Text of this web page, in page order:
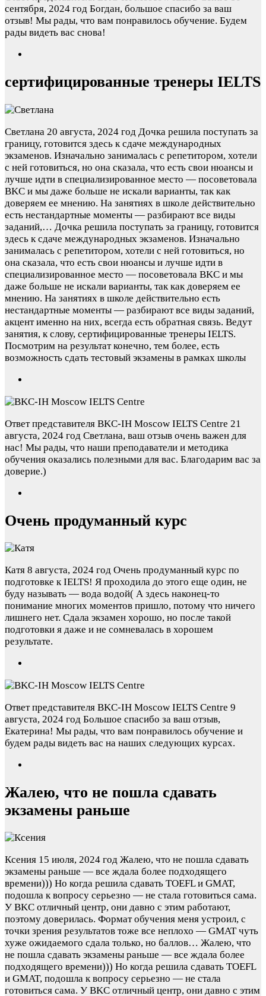
сентября, 2024 год Богдан, большое спасибо за ваш
отзыв! Мы рады, что вам понравилось обучение. Будем
рады видеть вас снова!
сертифицированные тренеры IELTS
Светлана 20 августа, 2024 год Дочка решила поступать за
границу, готовится здесь к сдаче международных
экзаменов. Изначально занималась с репетитором, хотели
с ней готовиться, но она сказала, что есть свои нюансы и
лучше идти в специализированное место — посоветовала
BKC и мы даже больше не искали варианты, так как
доверяем ее мнению. На занятиях в школе действительно
есть нестандартные моменты — разбирают все виды
заданий,… Дочка решила поступать за границу, готовится
здесь к сдаче международных экзаменов. Изначально
занималась с репетитором, хотели с ней готовиться, но
она сказала, что есть свои нюансы и лучше идти в
специализированное место — посоветовала BKC и мы
даже больше не искали варианты, так как доверяем ее
мнению. На занятиях в школе действительно есть
нестандартные моменты — разбирают все виды заданий,
акцент именно на них, всегда есть обратная связь. Ведут
занятия, к слову, сертифицированные тренеры IELTS.
Посмотрим на результат конечно, тем более, есть
возможность сдать тестовый экзамены в рамках школы
Ответ представителя BKC-IH Moscow IELTS Centre 21
августа, 2024 год Светлана, ваш отзыв очень важен для
нас! Мы рады, что наши преподаватели и методика
обучения оказались полезными для вас. Благодарим вас за
доверие.)
Очень продуманный курс
Катя 8 августа, 2024 год Очень продуманный курс по
подготовке к IELTS! Я проходила до этого еще один, не
буду называть — вода водой( А здесь наконец-то
понимание многих моментов пришло, потому что ничего
лишнего нет. Сдала экзамен хорошо, но после такой
подготовки я даже и не сомневалась в хорошем
результате.
Ответ представителя BKC-IH Moscow IELTS Centre 9
августа, 2024 год Большое спасибо за ваш отзыв,
Екатерина! Мы рады, что вам понравилось обучение и
будем рады видеть вас на наших следующих курсах.
Жалею, что не пошла сдавать
экзамены раньше
Ксения 15 июля, 2024 год Жалею, что не пошла сдавать
экзамены раньше — все ждала более подходящего
времени))) Но когда решила сдавать TOEFL и GMAT,
подошла к вопросу серьезно — не стала готовиться сама.
У BKC отличный центр, они давно с этим работают,
поэтому доверилась. Формат обучения меня устроил, с
точки зрения результатов тоже все неплохо — GMAT чуть
хуже ожидаемого сдала только, но баллов… Жалею, что
не пошла сдавать экзамены раньше — все ждала более
подходящего времени))) Но когда решила сдавать TOEFL
и GMAT, подошла к вопросу серьезно — не стала
готовиться сама. У BKC отличный центр, они давно с этим